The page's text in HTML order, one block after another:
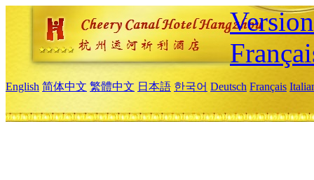
English 简体中文 繁體中文 日本語 한국어 Deutsch Français